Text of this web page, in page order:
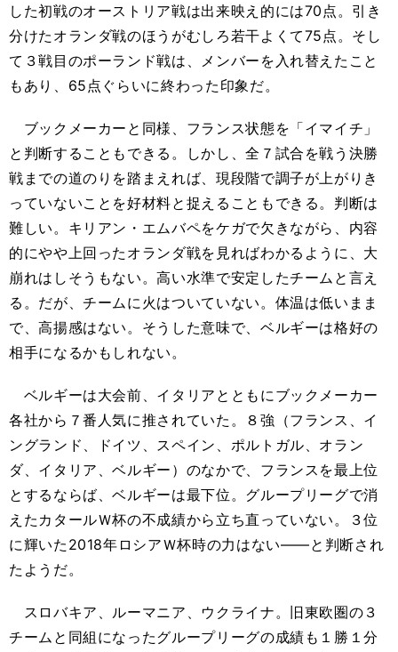
した初戦のオーストリア戦は出来映え的には70点。引き
分けたオランダ戦のほうがむしろ若干よくて75点。そし
て３戦目のポーランド戦は、メンバーを入れ替えたこと
もあり、65点ぐらいに終わった印象だ。
ブックメーカーと同様、フランス状態を「イマイチ」
と判断することもできる。しかし、全７試合を戦う決勝
戦までの道のりを踏まえれば、現段階で調子が上がりき
っていないことを好材料と捉えることもできる。判断は
難しい。キリアン・エムバペをケガで欠きながら、内容
的にやや上回ったオランダ戦を見ればわかるように、大
崩れはしそうもない。高い水準で安定したチームと言え
る。だが、チームに火はついていない。体温は低いまま
で、高揚感はない。そうした意味で、ベルギーは格好の
相手になるかもしれない。
ベルギーは大会前、イタリアとともにブックメーカー
各社から７番人気に推されていた。８強（フランス、イ
ングランド、ドイツ、スペイン、ポルトガル、オラン
ダ、イタリア、ベルギー）のなかで、フランスを最上位
とするならば、ベルギーは最下位。グループリーグで消
えたカタールＷ杯の不成績から立ち直っていない。３位
に輝いた2018年ロシアＷ杯時の力はない――と判断され
たようだ。
スロバキア、ルーマニア、ウクライナ。旧東欧圏の３
チームと同組になったグループリーグの成績も１勝１分